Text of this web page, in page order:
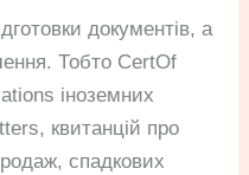
документів, а
Тобто CertOf
іноземних
квитанцій про
спадкових